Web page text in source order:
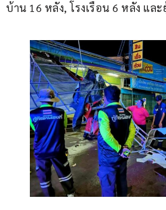
บ้าน 16 หลัง, โรงเรือน 6 หลัง และ